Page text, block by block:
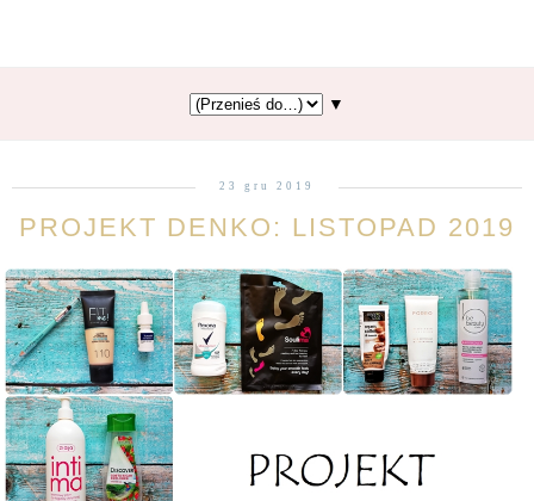
▼
23 gru 2019
PROJEKT DENKO: LISTOPAD 2019